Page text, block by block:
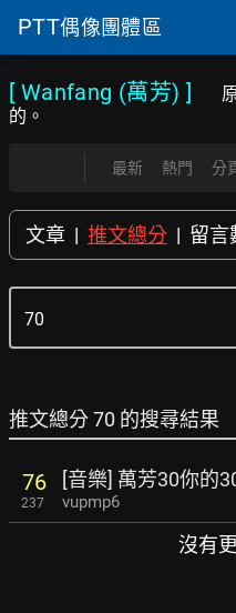
PTT偶像團體區
[ Wanfang (萬芳) ]
原
的。
最新 熱門 分
文章 | 推文總分 | 留言
推文總分 70 的搜尋結果
76
237
[音樂] 萬芳30你的
vupmp6
沒有